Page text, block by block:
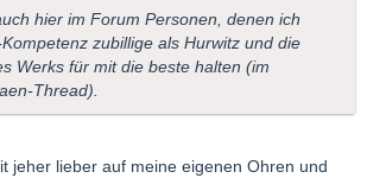
hier im Forum Personen, denen ich
zubillige als Hurwitz und die
Werks für mit die beste halten (im
Thread).
jeher lieber auf meine eigenen Ohren und